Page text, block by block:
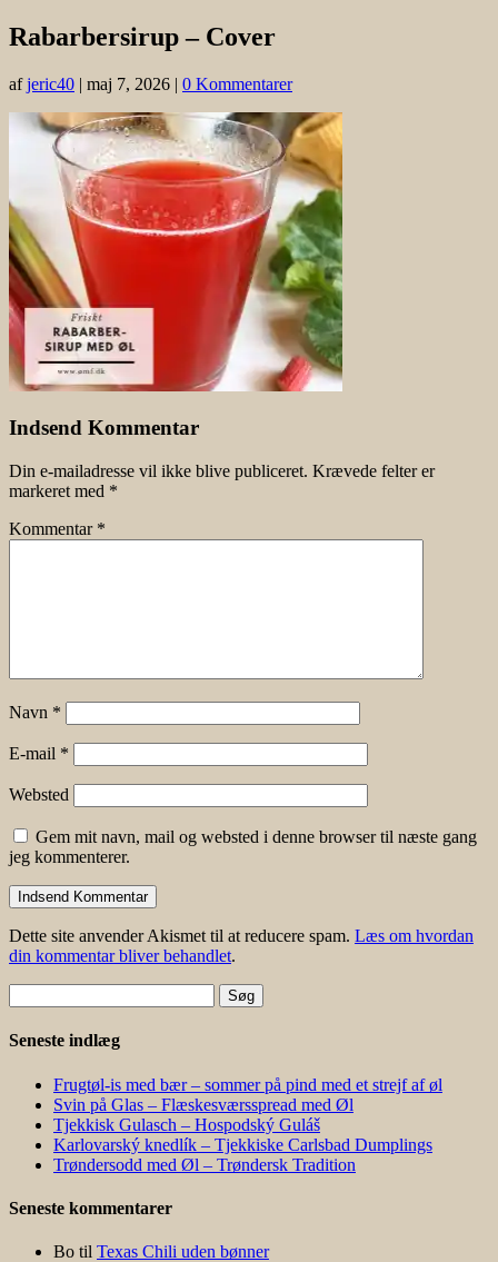
Rabarbersirup – Cover
afjeric40 | maj 7, 2026 | 0 Kommentarer
Indsend Kommentar
Din e-mailadresse vil ikke blive publiceret. Krævede felter er
markeret med *
Kommentar *
Navn *
E-mail *
Websted
Gem mit navn, mail og websted i denne browser til næste gang
jeg kommenterer.
Dette site anvender Akismet til at reducere spam. Læs om hvordan
din kommentar bliver behandlet.
efter:
Seneste indlæg
Frugtøl-is med bær – sommer på pind med et strejf af øl
Svin på Glas – Flæskesværsspread med Øl
Tjekkisk Gulasch – Hospodský Guláš
Karlovarský knedlík – Tjekkiske Carlsbad Dumplings
Trøndersodd med Øl – Trøndersk Tradition
Seneste kommentarer
Bo til Texas Chili uden bønner